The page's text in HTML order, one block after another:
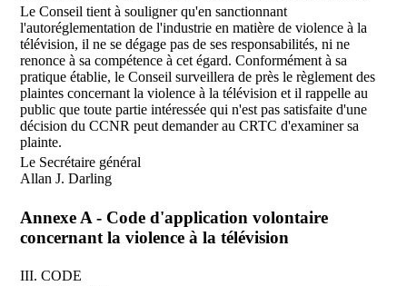
Le Conseil tient à souligner qu'en sanctionnant
l'autoréglementation de l'industrie en matière de violence à la
télévision, il ne se dégage pas de ses responsabilités, ni ne
renonce à sa compétence à cet égard. Conformément à sa
pratique établie, le Conseil surveillera de près le règlement des
plaintes concernant la violence à la télévision et il rappelle au
public que toute partie intéressée qui n'est pas satisfaite d'une
décision du CCNR peut demander au CRTC d'examiner sa
plainte.
Le Secrétaire général
Allan J. Darling
Annexe A - Code d'application volontaire
concernant la violence à la télévision
III. CODE